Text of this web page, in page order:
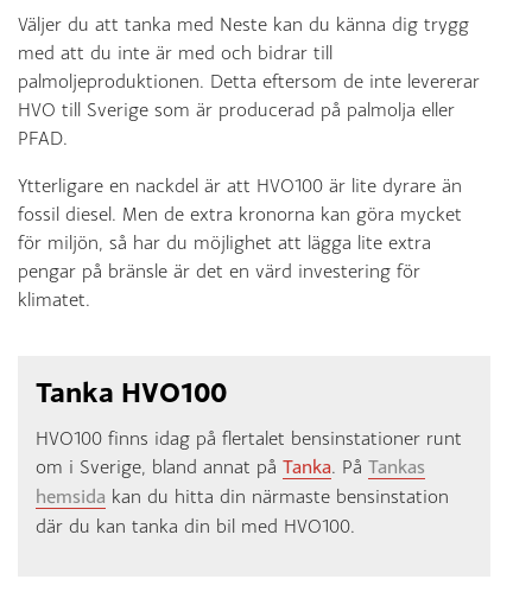
Väljer du att tanka med Neste kan du känna dig trygg
med att du inte är med och bidrar till
palmoljeproduktionen. Detta eftersom de inte levererar
HVO till Sverige som är producerad på palmolja eller
PFAD.
Ytterligare en nackdel är att HVO100 är lite dyrare än
fossil diesel. Men de extra kronorna kan göra mycket
för miljön, så har du möjlighet att lägga lite extra
pengar på bränsle är det en värd investering för
klimatet.
Tanka HVO100
HVO100 finns idag på flertalet bensinstationer runt
om i Sverige, bland annat på Tanka. På Tankas
hemsida kan du hitta din närmaste bensinstation
där du kan tanka din bil med HVO100.